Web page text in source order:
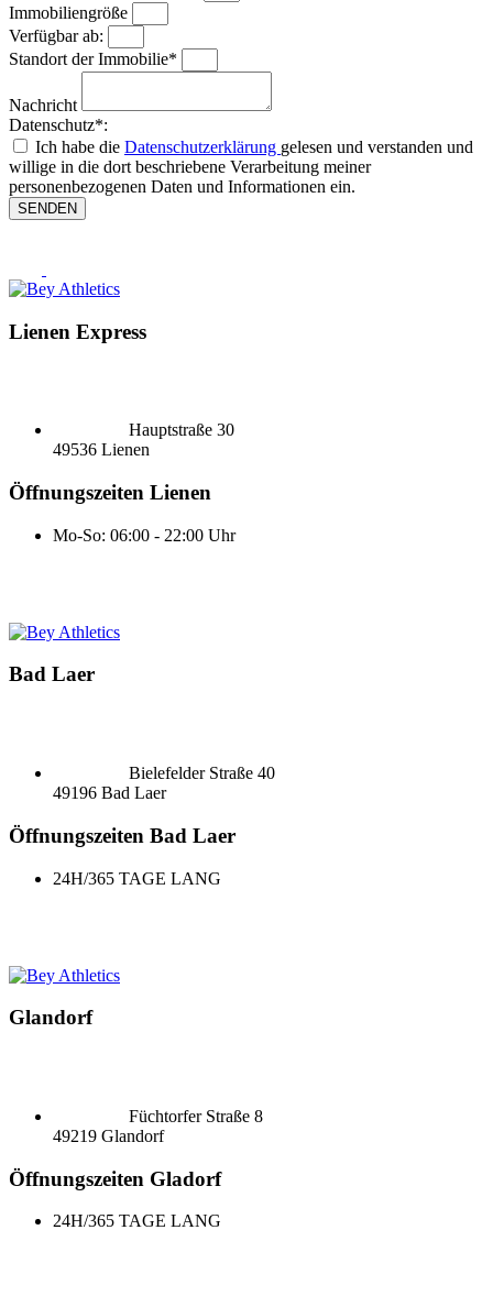
Immobiliengröße
Verfügbar ab:
Standort der Immobilie*
Nachricht
Datenschutz*:
Ich habe die Datenschutzerklärung gelesen und verstanden und
willige in die dort beschriebene Verarbeitung meiner
personenbezogenen Daten und Informationen ein.
SENDEN
Lienen Express
Hauptstraße 30
49536 Lienen
Öffnungszeiten Lienen
Mo-So: 06:00 - 22:00 Uhr
Bad Laer
Bielefelder Straße 40
49196 Bad Laer
Öffnungszeiten Bad Laer
24H/365 TAGE LANG
Glandorf
Füchtorfer Straße 8
49219 Glandorf
Öffnungszeiten Gladorf
24H/365 TAGE LANG